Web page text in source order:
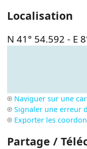
Localisation
N 41° 54.592 - E
Naviguer sur une
Signaler une erreur
Exporter les
Partage /